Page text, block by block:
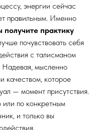
энергии сейчас
правильным. Именно
практику
почувствовать себя
с талисманом
Надевая, мысленно
качеством, которое
— момент присутствия.
по конкретным
и только вы